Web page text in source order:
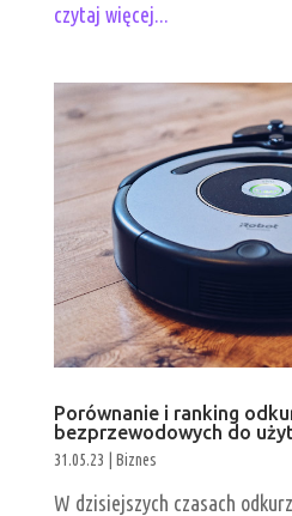
czytaj więcej...
Porównanie i ranking
bezprzewodowych do
31.05.23 Biznes
W dzisiejszych czasach